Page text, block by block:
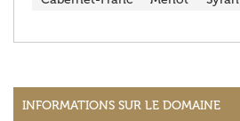
INFORMATIONS SUR LE DOMAINE